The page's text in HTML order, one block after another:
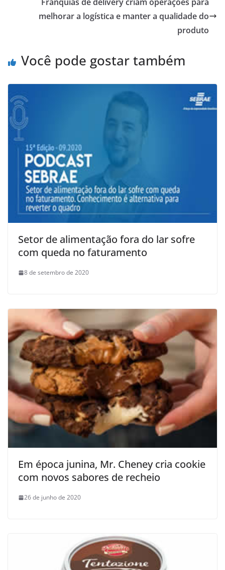
melhorar a logística e manter a qualidade do
produto
Você pode gostar também
Setor de alimentação fora do lar sofre
com queda no faturamento
8 de setembro de 2020
Em época junina, Mr. Cheney cria cookie
com novos sabores de recheio
26 de junho de 2020